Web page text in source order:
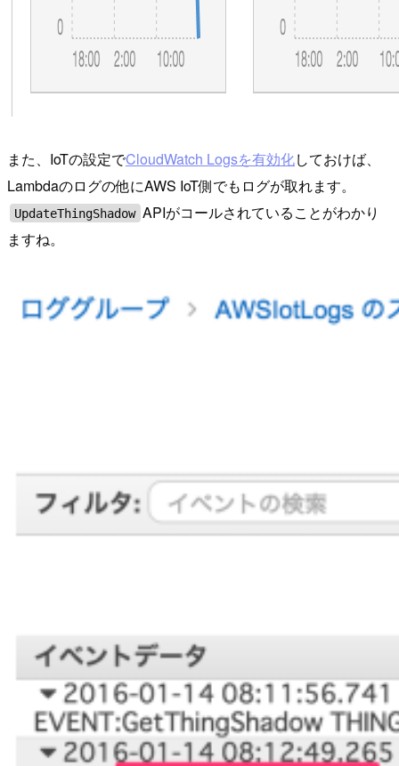
また、IoTの設定でCloudWatch Logsを有効化しておけば、
Lambdaのログの他にAWS IoT側でもログが取れます。
UpdateThingShadow APIがコールされていることがわかり
ますね。